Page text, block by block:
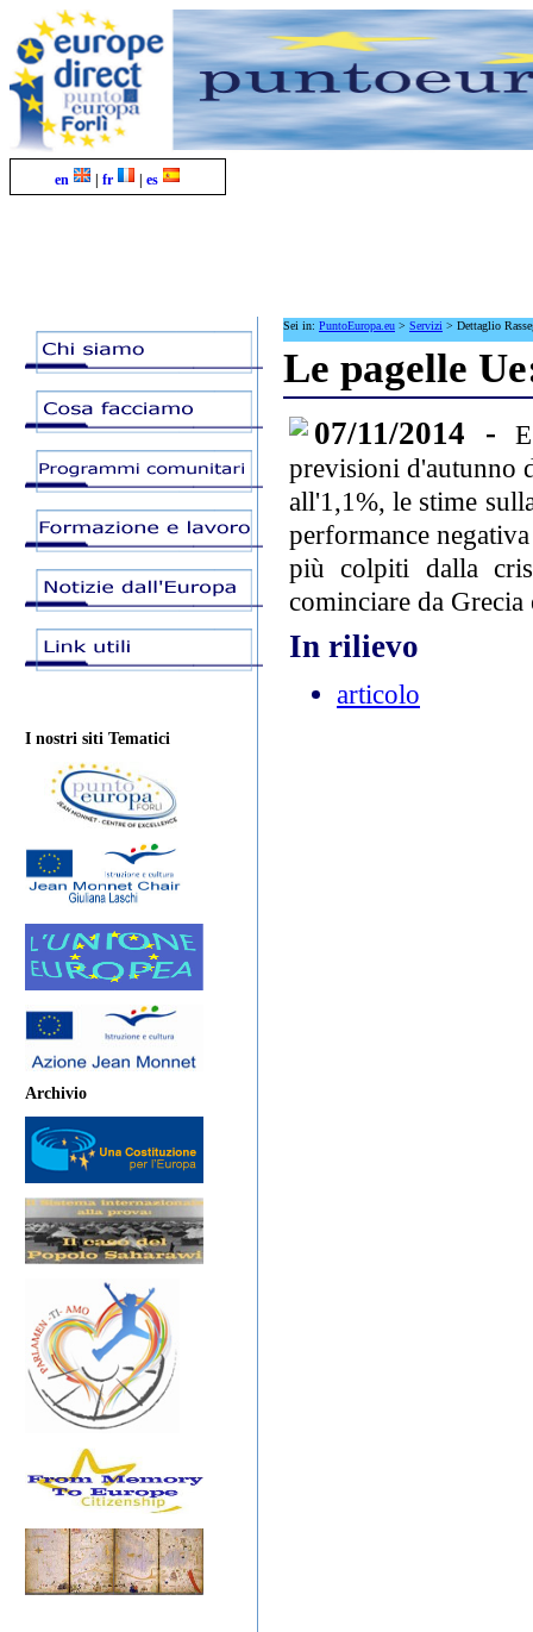
en | fr | es
I nostri siti Tematici
Archivio
Sei in: PuntoEuropa.eu > Servizi > Dettaglio
Le pagelle
07/11/2014 -
previsioni d'autunno
all'1,1%, le stime
performance
più colpiti dalla
cominciare da Grecia
In rilievo
articolo